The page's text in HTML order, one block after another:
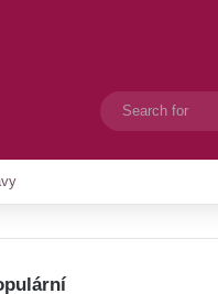
Switch skin